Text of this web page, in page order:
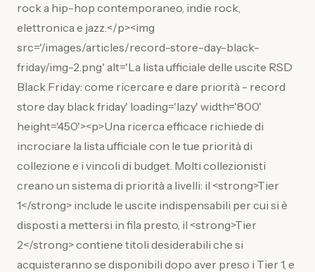
rock a hip-hop contemporaneo, indie rock,
elettronica e jazz.</p><img
src='/images/articles/record-store-day-black-
friday/img-2.png' alt='La lista ufficiale delle uscite RSD
Black Friday: come ricercare e dare priorità - record
store day black friday' loading='lazy' width='800'
height='450'><p>Una ricerca efficace richiede di
incrociare la lista ufficiale con le tue priorità di
collezione e i vincoli di budget. Molti collezionisti
creano un sistema di priorità a livelli: il <strong>Tier
1</strong> include le uscite indispensabili per cui si è
disposti a mettersi in fila presto, il <strong>Tier
2</strong> contiene titoli desiderabili che si
acquisteranno se disponibili dopo aver preso i Tier 1, e